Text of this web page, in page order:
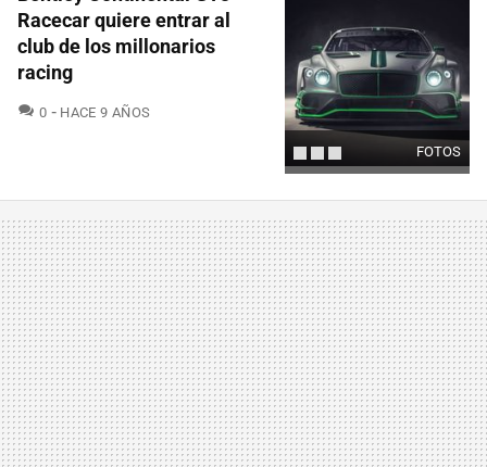
FOTOS
Racecar quiere entrar al
club de los millonarios
racing
0 COMENTARIOS
HACE 9 AÑOS